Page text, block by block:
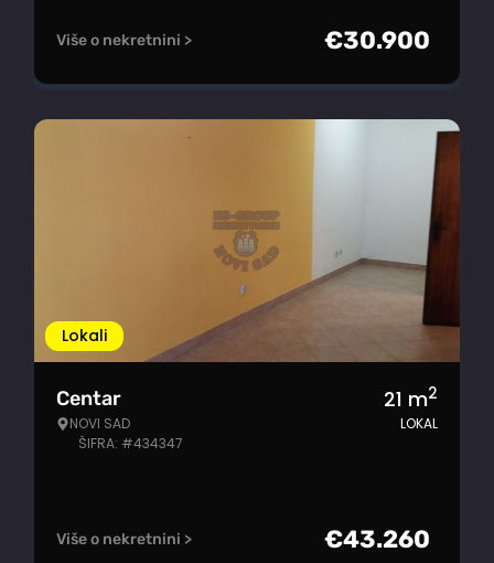
Više o nekretnini > €30.900
Lokali
Centar
NOVI SAD
ŠIFRA: #434347
21 m2
LOKAL
Više o nekretnini > €43.260